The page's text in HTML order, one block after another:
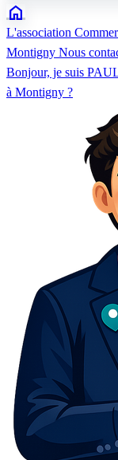
home
L'association
Montigny Nous
Bonjour, je suis
à Montigny ?